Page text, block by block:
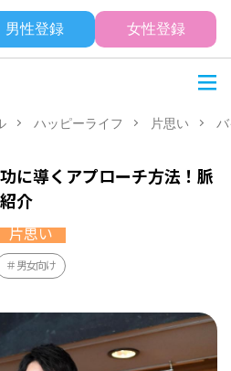
男性登録 女性登録
ハッピーライフ 片思い
に導くアプローチ方法！脈
介
片思い
男女向け